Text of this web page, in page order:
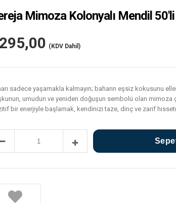
Mimoza Kolonyalı Mendil 50'li
(KDV Dahil)
sadece yaşamakla kalmayın; baharın eşsiz kokusunu
umudun ve yeniden doğuşun sembolü olan mimoza
bir enerjiyle başlamak, kendinizi taze, dinç ve zarif